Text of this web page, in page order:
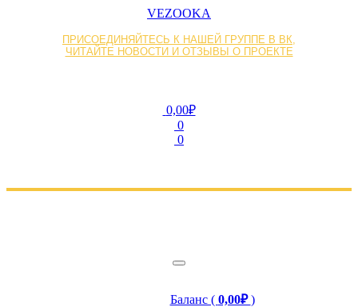
VEZOOKA
ПРИСОЕДИНЯЙТЕСЬ К НАШЕЙ ГРУППЕ В ВК,
ЧИТАЙТЕ НОВОСТИ И ОТЗЫВЫ О ПРОЕКТЕ
0,00₽
0
0
Баланс ( 0,00₽)